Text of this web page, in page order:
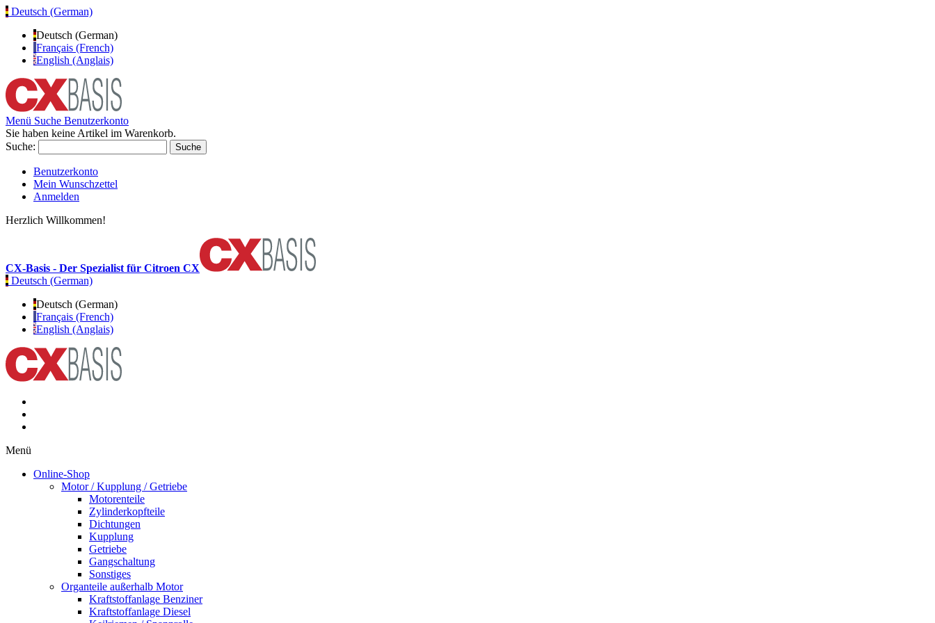
Deutsch (German)
Deutsch (German)
Français (French)
English (Anglais)
Menü Suche Benutzerkonto
Sie haben keine Artikel im Warenkorb.
Suche:
Suche
Benutzerkonto
Mein Wunschzettel
Anmelden
Herzlich Willkommen!
CX-Basis - Der Spezialist für Citroen CX
Deutsch (German)
Deutsch (German)
Français (French)
English (Anglais)
Menü
Online-Shop
Motor / Kupplung / Getriebe
Motorenteile
Zylinderkopfteile
Dichtungen
Kupplung
Getriebe
Gangschaltung
Sonstiges
Organteile außerhalb Motor
Kraftstoffanlage Benziner
Kraftstoffanlage Diesel